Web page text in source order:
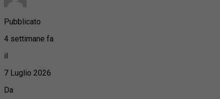
Pubblicato
4 settimane fa
il
7 Luglio 2026
Da